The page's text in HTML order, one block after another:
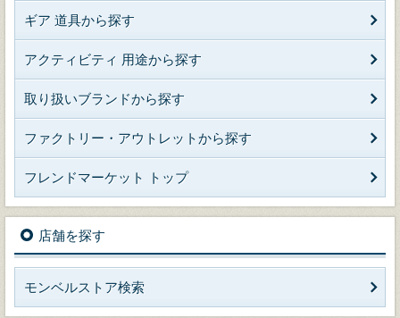
ギア 道具から探す
アクティビティ 用途から探す
取り扱いブランドから探す
ファクトリー・アウトレットから探す
フレンドマーケット トップ
店舗を探す
モンベルストア検索